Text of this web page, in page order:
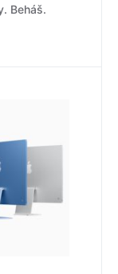
Beháš.